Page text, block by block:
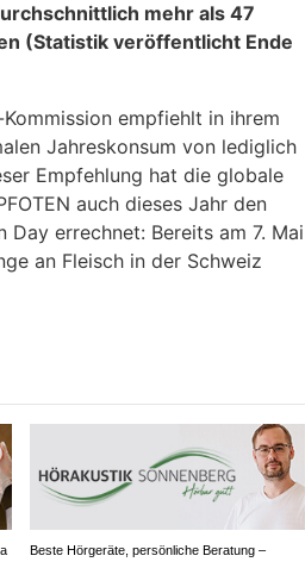
mehr als 47
(Statistik veröffentlicht Ende
empfiehlt in ihrem
Jahreskonsum von lediglich
Empfehlung hat die globale
auch dieses Jahr den
Day errechnet: Bereits am 7. Mai
an Fleisch in der Schweiz
Beste Hörgeräte, persönliche Beratung –